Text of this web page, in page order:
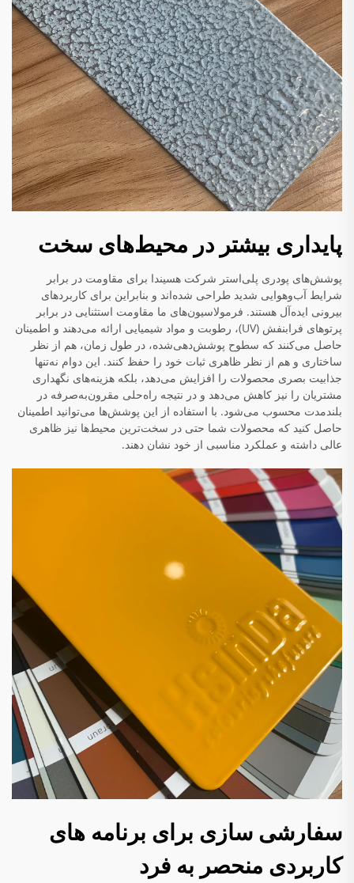
پایداری بیشتر در محیط‌های سخت
پوشش‌های پودری پلی‌استر شرکت هسیندا برای مقاومت در برابر
شرایط آب‌وهوایی شدید طراحی شده‌اند و بنابراین برای کاربردهای
بیرونی ایده‌آل هستند. فرمولاسیون‌های ما مقاومت استثنایی در برابر
پرتوهای فرابنفش (UV)، رطوبت و مواد شیمیایی ارائه می‌دهند و اطمینان
حاصل می‌کنند که سطوح پوشش‌دهی‌شده، در طول زمان، هم از نظر
ساختاری و هم از نظر ظاهری ثبات خود را حفظ کنند. این دوام نه‌تنها
جذابیت بصری محصولات را افزایش می‌دهد، بلکه هزینه‌های نگهداری
مشتریان را نیز کاهش می‌دهد و در نتیجه راه‌حلی مقرون‌به‌صرفه در
بلندمدت محسوب می‌شود. با استفاده از این پوشش‌ها می‌توانید اطمینان
حاصل کنید که محصولات شما حتی در سخت‌ترین محیط‌ها نیز ظاهری
عالی داشته و عملکرد مناسبی از خود نشان دهند.
سفارشی سازی برای برنامه های
کاربردی منحصر به فرد